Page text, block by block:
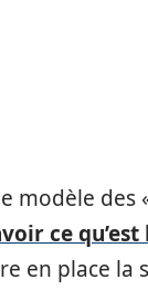
modèle des
ce
en place la